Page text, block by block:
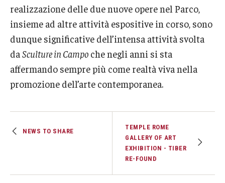
realizzazione delle due nuove opere nel Parco,
insieme ad altre attività espositive in corso, sono
dunque significative dell’intensa attività svolta
daSculture in Campo che negli anni si sta
affermando sempre più come realtà viva nella
promozione dell’arte contemporanea.
NEWS TO SHARE
TEMPLE ROME
GALLERY OF ART
EXHIBITION - TIBER
RE-FOUND